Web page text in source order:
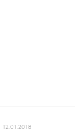
12.01.2018